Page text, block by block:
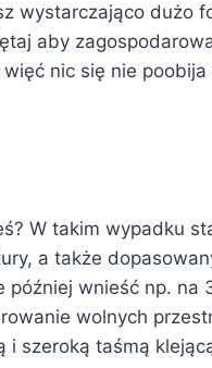
wystarczająco dużo
aby
nic się nie poobija
W takim wypadku
a także
później wnieść np. na
wolnych
i szeroką taśmą